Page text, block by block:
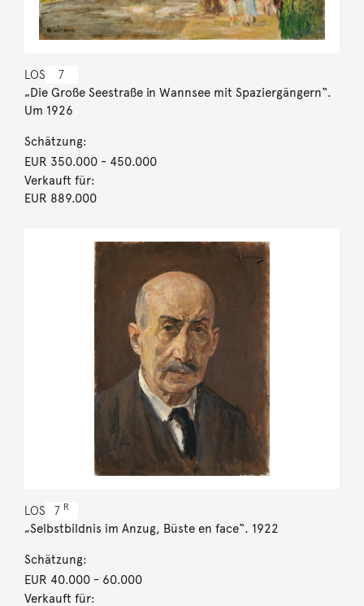
LOS 7
„Die Große Seestraße in Wannsee mit Spaziergängern“.
Um 1926
Schätzung:
EUR 350.000- 450.000
Verkauft für:
EUR 889.000
LOS 7 R
„Selbstbildnis im Anzug, Büste en face“. 1922
Schätzung:
EUR 40.000- 60.000
Verkauft für: